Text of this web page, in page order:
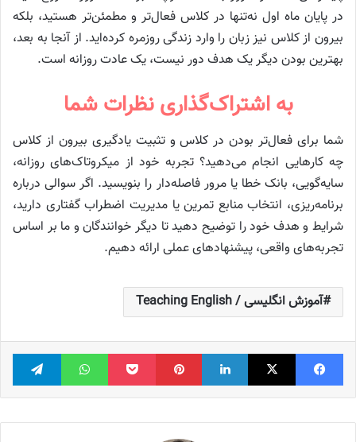
در پایان ماه اول نه‌تنها در کلاس فعال‌تر و مطمئن‌تر هستید، بلکه
بیرون از کلاس نیز زبان را وارد زندگی روزمره کرده‌اید. از آنجا به بعد،
بهترین بودن دیگر یک هدف دور نیست، یک عادت روزانه است.
به اشتراک‌گذاری نظرات شما
شما برای فعال‌تر بودن در کلاس و تثبیت یادگیری بیرون از کلاس
چه کارهایی انجام می‌دهید؟ تجربه خود از میکروتاک‌های روزانه،
سایه‌گویی، بانک خطا یا مرور فاصله‌دار را بنویسید. اگر سوالی درباره
برنامه‌ریزی، انتخاب منابع تمرین یا مدیریت اضطراب گفتاری دارید،
شرایط و هدف خود را توضیح دهید تا دیگر خوانندگان و ما بر اساس
تجربه‌های واقعی، پیشنهادهای عملی ارائه دهیم.
آموزش انگلیسی / Teaching English
فیس بوک X لینکدین ‫پین‌ترست پاکت واتس آپ